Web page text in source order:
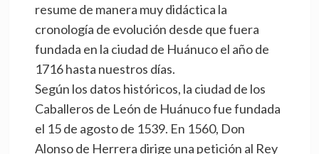
resume de manera muy didáctica la
cronología de evolución desde que fuera
fundada en la ciudad de Huánuco el año de
1716 hasta nuestros días.
Según los datos históricos, la ciudad de los
Caballeros de León de Huánuco fue fundada
el 15 de agosto de 1539. En 1560, Don
Alonso de Herrera dirige una petición al Rey